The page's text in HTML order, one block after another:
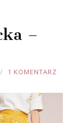
–
1 KOMENTARZ